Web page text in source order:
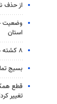
از حذف
استان
۸ کشته در دو تصادف شب گذشته
بسیج
قطع
تغییر